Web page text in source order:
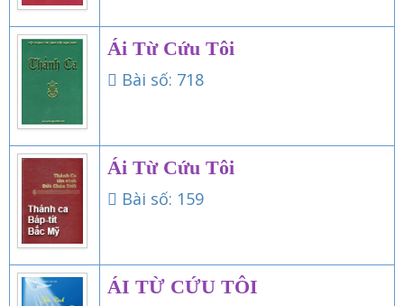
Ái Từ Cứu Tôi
Bài số: 718
Ái Từ Cứu Tôi
Bài số: 159
ÁI TỪ CỨU TÔI